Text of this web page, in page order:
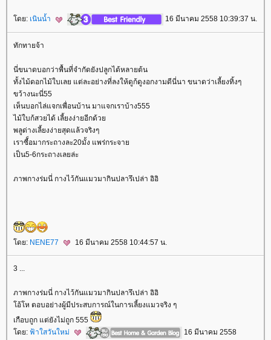
ดย: เนินน้ำ 16 มีนาคม 2558 10:39:37 น.
ทักทายจ้า
นี่ขนาดบอกว่าพื้นที่จำกัดยังปลูกได้หลายต้น
ทั้งไม้ดอกไม้ใบเลย แต่ละอย่างที่ลงให้ดูก้ดูงอกงามดีนี่นา ขนาดว่าเลี้ยงทิ้งๆ
ขว้างนะนี่55
เห็นบอกไล่แจกเพื่อนบ้าน มาแจกเราบ้าง555
ไม้ใบก้สวยได้ เลี้ยงง่ายอีกด้ว
พลูด่างเลี้ยงง่ายสุดแล้วจริงๆ
เราซื็อมากระถางละ20มั้ง แพร่กระจา
เป็น5-6กระถางเลยล่ะ
ภาพกางร่มนี่ กางไว้กันแมวมากินปลารึเปล่า อิอิ
ดย: NENE77 16 มีนาคม 2558 10:44:57 น.
3 ...
ภาพกางร่มนี่ กางไว้กันแมวมากินปลารึเปล่า อิอิ
อ้โห ตอบอย่างผู้มีประสบการณ์ในการเลี้ยงแมวจริง ๆ
เกือบถูก แต่ยังไม่ถูก 555
ดย: ฟ้าใสวันใหม่
16 มีนาคม 2558